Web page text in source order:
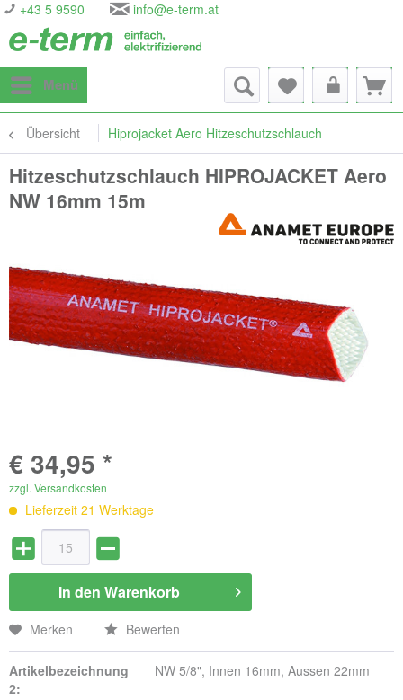
+43 5 9590 info@e-term.at
Menü
Übersicht Hiprojacket Aero Hitzeschutzschlauch
Hitzeschutzschlauch HIPROJACKET Aero
NW 16mm 15m
€ 34,95 *
zzgl. Versandkosten
Lieferzeit 21 Werktage
In den Warenkorb
Merken Bewerten
Artikelbezeichnung
2:
NW 5/8", Innen 16mm, Aussen 22mm